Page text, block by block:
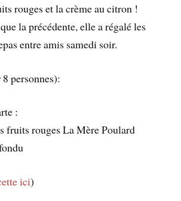
rouges et la crème au citron !
la précédente, elle a régalé les
entre amis samedi soir.
personnes):
:
fruits rouges La Mère Poulard
ici)